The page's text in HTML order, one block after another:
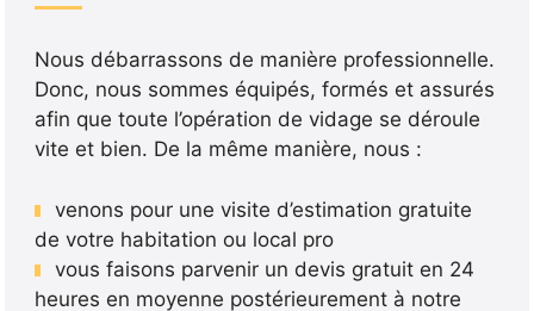
Nous débarrassons de manière professionnelle.
Donc, nous sommes équipés, formés et assurés
afin que toute l’opération de vidage se déroule
vite et bien. De la même manière, nous :
venons pour une visite d’estimation gratuite
de votre habitation ou local pro
vous faisons parvenir un devis gratuit en 24
heures en moyenne postérieurement à notre